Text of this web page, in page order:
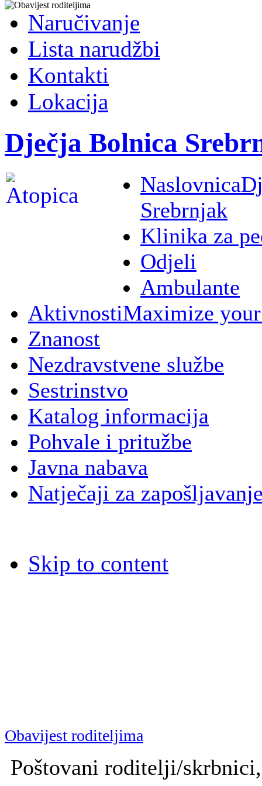
Naručivanje
Lista narudžbi
Kontakti
Lokacija
Dječja Bolnica
Naslovnica
Srebrnjak
Klinika za
Odjeli
Ambulante
AktivnostiMaximize
Znanost
Nezdravstvene službe
Sestrinstvo
Katalog informacija
Pohvale i pritužbe
Javna nabava
Natječaji za
Skip to content
Dječja bolnica Srebrnjak
Dječja bolnica Srebrnjak